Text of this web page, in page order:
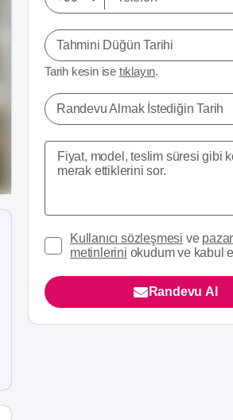
Tahmini Düğün Tarihi
Tarih kesin ise tıklayın.
Randevu Almak İstediğin Tarih
Kullanıcı sözleşmesi ve
metinlerini okudum ve kabul
Randevu Al